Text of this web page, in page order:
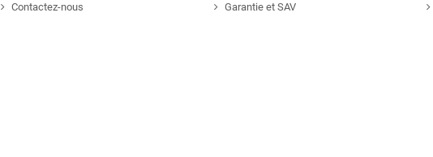
Contactez-nous
Garantie et SAV